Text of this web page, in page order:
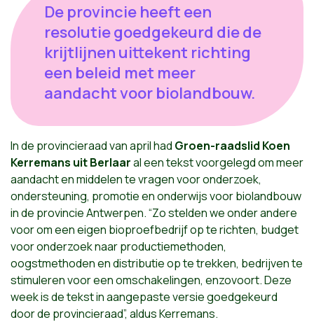
De provincie heeft een
resolutie goedgekeurd die de
krijtlijnen uittekent richting
een beleid met meer
aandacht voor biolandbouw.
In de provincieraad van april had Groen-raadslid Koen
Kerremans uit Berlaaral een tekst voorgelegd om meer
aandacht en middelen te vragen voor onderzoek,
ondersteuning, promotie en onderwijs voor biolandbouw
in de provincie Antwerpen. “Zo stelden we onder andere
voor om een eigen bioproefbedrijf op te richten, budget
voor onderzoek naar productiemethoden,
oogstmethoden en distributie op te trekken, bedrijven te
stimuleren voor een omschakelingen, enzovoort. Deze
week is de tekst in aangepaste versie goedgekeurd
door de provincieraad”, aldus Kerremans.